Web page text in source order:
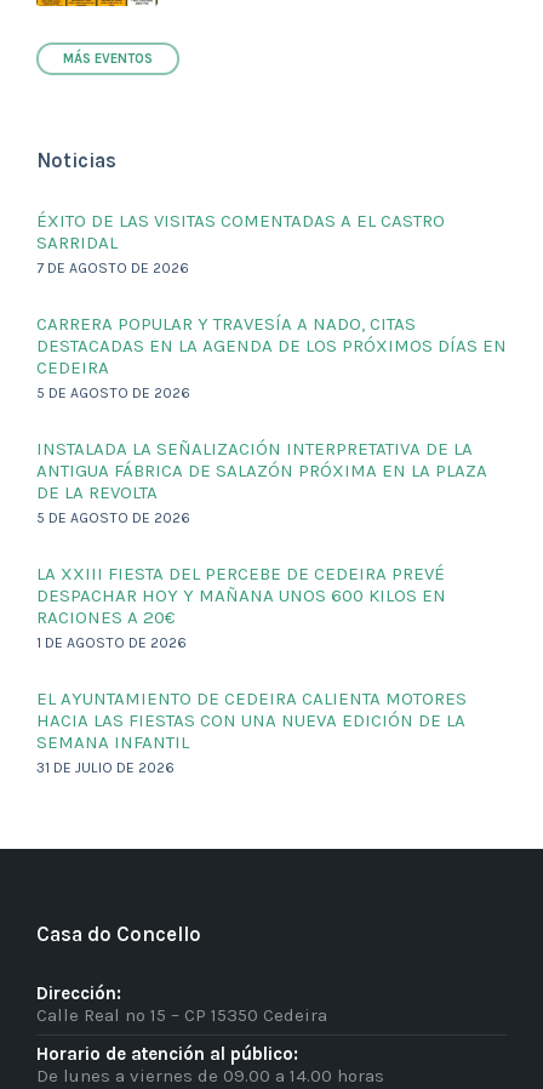
MÁS EVENTOS
Noticias
ÉXITO DE LAS VISITAS COMENTADAS A EL CASTRO
SARRIDAL
7 DE AGOSTO DE 2026
CARRERA POPULAR Y TRAVESÍA A NADO, CITAS
DESTACADAS EN LA AGENDA DE LOS PRÓXIMOS DÍAS EN
CEDEIRA
5 DE AGOSTO DE 2026
INSTALADA LA SEÑALIZACIÓN INTERPRETATIVA DE LA
ANTIGUA FÁBRICA DE SALAZÓN PRÓXIMA EN LA PLAZA
DE LA REVOLTA
5 DE AGOSTO DE 2026
LA XXIII FIESTA DEL PERCEBE DE CEDEIRA PREVÉ
DESPACHAR HOY Y MAÑANA UNOS 600 KILOS EN
RACIONES A 20€
1 DE AGOSTO DE 2026
EL AYUNTAMIENTO DE CEDEIRA CALIENTA MOTORES
HACIA LAS FIESTAS CON UNA NUEVA EDICIÓN DE LA
SEMANA INFANTIL
31 DE JULIO DE 2026
Casa do Concello
Dirección:
Calle Real nº 15 – CP 15350 Cedeira
Horario de atención al público:
De lunes a viernes de 09.00 a 14.00 horas